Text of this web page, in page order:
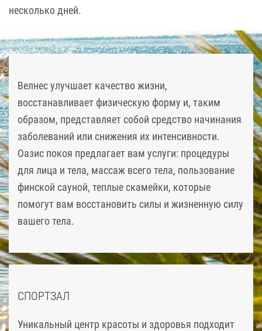
несколько дней.
Велнес улучшает качество жизни,
восстанавливает физическую форму и, таким
образом, представляет собой средство начинания
заболеваний или снижения их интенсивности.
Оазис покоя предлагает вам услуги: процедуры
для лица и тела, массаж всего тела, пользование
финской сауной, теплые скамейки, которые
помогут вам восстановить силы и жизненную силу
вашего тела.
СПОРТЗАЛ
Уникальный центр красоты и здоровья подходит